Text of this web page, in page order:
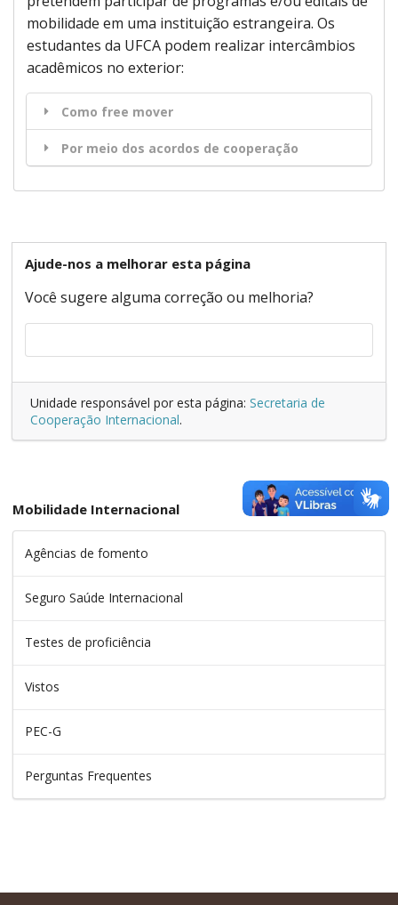
mobilidade em uma instituição estrangeira. Os
estudantes da UFCA podem realizar intercâmbios
acadêmicos no exterior:
Como free mover
Por meio dos acordos de cooperação
Ajude-nos a melhorar esta página
Você sugere alguma correção ou melhoria?
Unidade responsável por esta página: Secretaria de
Cooperação Internacional.
Mobilidade Internacional
Agências de fomento
Seguro Saúde Internacional
Testes de proficiência
Vistos
PEC-G
Perguntas Frequentes